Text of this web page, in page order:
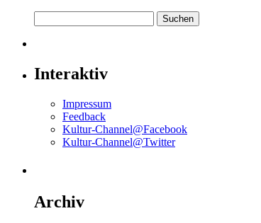
Interaktiv
Impressum
Feedback
Kultur-Channel@Facebook
Kultur-Channel@Twitter
Archiv